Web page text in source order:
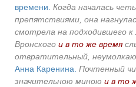
времени. Когда началась
препятствиями, она
смотрела на подходившего
Вронского и в то же время
отвратительный,
Анна Каренина. Почтенный
значительною миною и в то